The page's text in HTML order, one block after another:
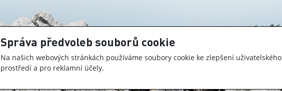
Správa předvoleb souborů cookie
Na našich webových stránkách používáme soubory cookie ke zlepšení uživatelského
prostředí a pro reklamní účely.